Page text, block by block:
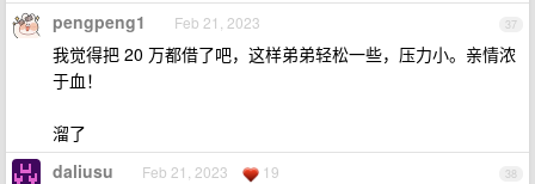
37
pengpeng1 Feb 21, 2023
我觉得把 20 万都借了吧，这样弟弟轻松一些，压力小。亲情浓
于血！
溜了
38
daliusu Feb 21, 2023 19